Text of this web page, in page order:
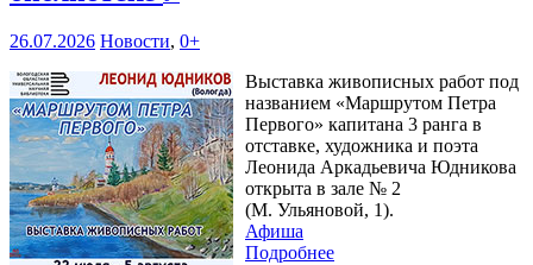
26.07.2026 Новости, 0+
Выставка живописных работ под
названием «Маршрутом Петра
Первого» капитана 3 ранга в
отставке, художника и поэта
Леонида Аркадьевича Юдникова
открыта в зале № 2
(М. Ульяновой, 1).
Афиша
Подробнее